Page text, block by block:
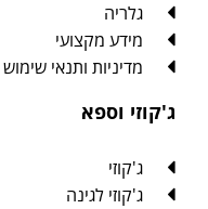
גלריה
מידע מקצועי
מדיניות ותנאי שימוש
ג'קוזי וספא
ג'קוזי
ג'קוזי לגינה